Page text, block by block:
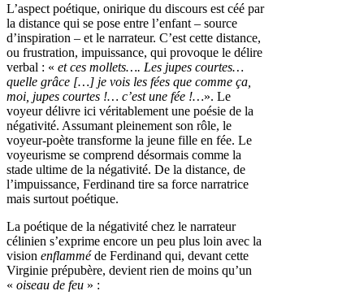
L’aspect poétique, onirique du discours est céé par
la distance qui se pose entre l’enfant – source
d’inspiration – et le narrateur. C’est cette distance,
ou frustration, impuissance, qui provoque le délire
verbal : « et ces mollets…. Les jupes courtes…
quelle grâce […] je vois les fées que comme ça,
moi, jupes courtes !… c’est une fée !…». Le
voyeur délivre ici véritablement une poésie de la
négativité. Assumant pleinement son rôle, le
voyeur-poète transforme la jeune fille en fée. Le
voyeurisme se comprend désormais comme la
stade ultime de la négativité. De la distance, de
l’impuissance, Ferdinand tire sa force narratrice
mais surtout poétique.
La poétique de la négativité chez le narrateur
célinien s’exprime encore un peu plus loin avec la
vision enflamméde Ferdinand qui, devant cette
Virginie prépubère, devient rien de moins qu’un
« oiseau de feu » :